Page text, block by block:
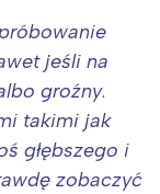
jeśli na
groźny.
takimi jak
głębszego i
zobaczyć